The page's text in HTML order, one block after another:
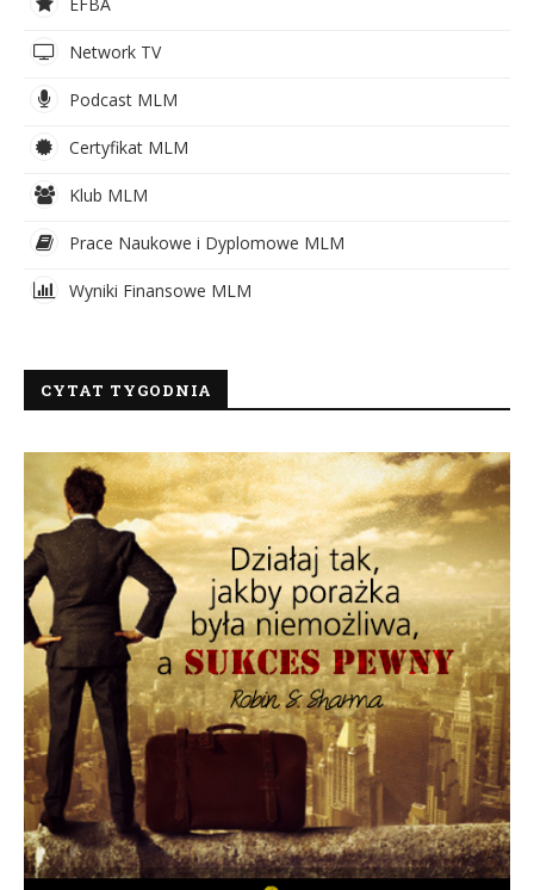
Network TV
Podcast MLM
Certyfikat MLM
Klub MLM
Prace Naukowe i Dyplomowe MLM
Wyniki Finansowe MLM
CYTAT TYGODNIA